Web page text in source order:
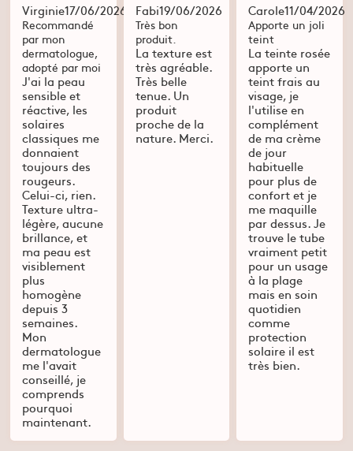
Virginie17/06/2026
Recommandé
par mon
dermatologue,
adopté par moi
J'ai la peau
sensible et
réactive, les
solaires
classiques me
donnaient
toujours des
rougeurs.
Celui-ci, rien.
Texture ultra-
légère, aucune
brillance, et
ma peau est
visiblement
plus
homogène
depuis 3
semaines.
Mon
dermatologue
me l'avait
conseillé, je
comprends
pourquoi
maintenant.
Fabi19/06/2026
Très bon
produit.
La texture est
très agréable.
Très belle
tenue. Un
produit
proche de la
nature. Merci.
Carole11/04/2026
Apporte un joli
teint
La teinte rosée
apporte un
teint frais au
visage, je
l'utilise en
complément
de ma crème
de jour
habituelle
pour plus de
confort et je
me maquille
par dessus. Je
trouve le tube
vraiment petit
pour un usage
à la plage
mais en soin
quotidien
comme
protection
solaire il est
très bien.